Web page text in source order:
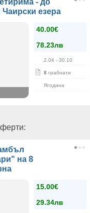
- до
езера
40.00€
78.23лв
2.04 - 30.10
8 грабнати
Ягодина
на 8
15.00€
29.34лв